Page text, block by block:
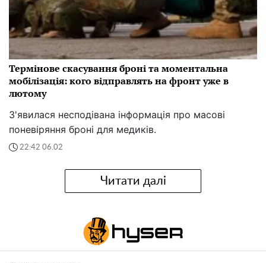
Термінове скасування броні та моментальна
мобілізація: кого відправлять на фронт уже в
лютому
З'явилася несподівана інформація про масові
поневіряння броні для медиків.
22:42 06.02
Читати далі